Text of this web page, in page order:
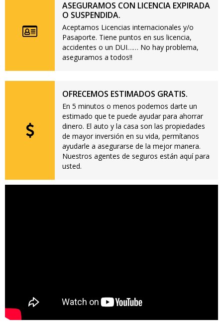
ASEGURAMOS CON LICENCIA EXPIRADA
O SUSPENDIDA.
Aceptamos Licencias internacionales y/o
Pasaporte. Tiene puntos en sus licencia,
accidentes o un DUI…… No hay problema,
aseguramos a todos!!
OFRECEMOS ESTIMADOS GRATIS.
En 5 minutos o menos podemos darte un
estimado que te puede ayudar para ahorrar
dinero. El auto y la casa son las propiedades
de mayor inversión en su vida, permítanos
ayudarle a asegurarse de la mejor manera.
Nuestros agentes de seguros están aquí para
usted.